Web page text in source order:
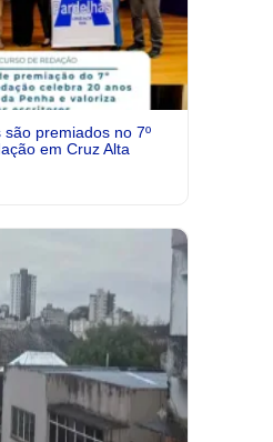
premiados no 7º
em Cruz Alta